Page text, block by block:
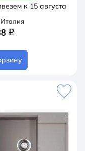
к 15 августа
Италия
q